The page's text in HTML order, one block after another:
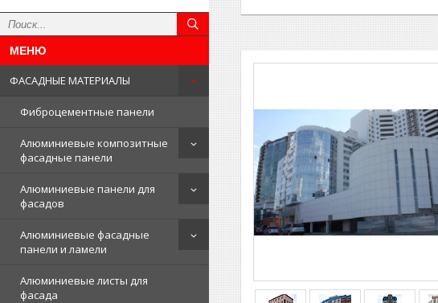
ФАСАДНЫЕ МАТЕРИАЛЫ
Фиброцементные панели
Алюминиевые композитные
фасадные панели
Алюминиевые панели для
фасадов
Алюминиевые фасадные
панели и ламели
Алюминиевые листы для
фасада